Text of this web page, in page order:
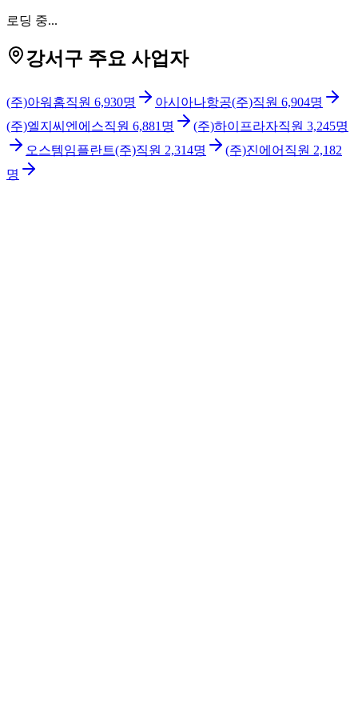
로딩 중...
강서구 주요 사업자
(주)아워홈직원 6,930명 아시아나항공(주)직원 6,904명
(주)엘지씨엔에스직원 6,881 명 (주)하이프라자직원 3,245명
오스템임플란트(주)직원 2,314명 (주)진에어 직원 2,182
명